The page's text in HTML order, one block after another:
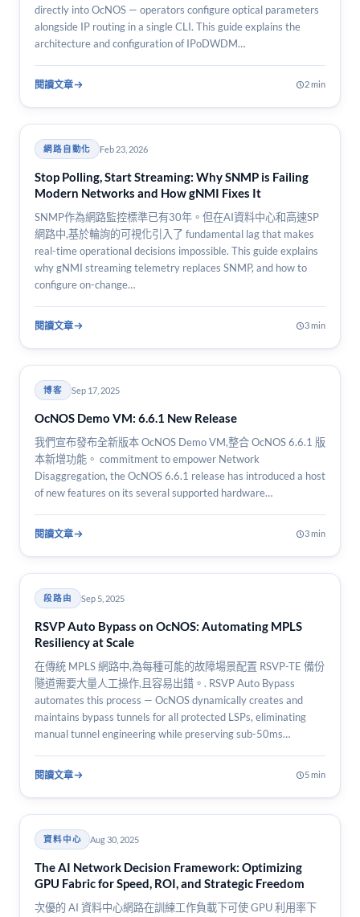
directly into OcNOS — operators configure optical parameters
alongside IP routing in a single CLI. This guide explains the
architecture and configuration of IPoDWDM…
閱讀文章 2 min
網路自動化 Feb 23, 2026
Stop Polling, Start Streaming: Why SNMP is Failing
Modern Networks and How gNMI Fixes It
SNMP作為網路監控標準已有30年。但在AI資料中心和高速SP
網路中,基於輪詢的可視化引入了 fundamental lag that makes
real-time operational decisions impossible. This guide explains
why gNMI streaming telemetry replaces SNMP, and how to
configure on-change…
閱讀文章 3 min
博客 Sep 17, 2025
OcNOS Demo VM: 6.6.1 New Release
我們宣布發布全新版本 OcNOS Demo VM,整合 OcNOS 6.6.1 版
本新增功能。 commitment to empower Network
Disaggregation, the OcNOS 6.6.1 release has introduced a host
of new features on its several supported hardware…
閱讀文章 3 min
段路由 Sep 5, 2025
RSVP Auto Bypass on OcNOS: Automating MPLS
Resiliency at Scale
在傳統 MPLS 網路中,為每種可能的故障場景配置 RSVP-TE 備份
隧道需要大量人工操作,且容易出錯。. RSVP Auto Bypass
automates this process — OcNOS dynamically creates and
maintains bypass tunnels for all protected LSPs, eliminating
manual tunnel engineering while preserving sub-50ms…
閱讀文章 5 min
資料中心 Aug 30, 2025
The AI Network Decision Framework: Optimizing
GPU Fabric for Speed, ROI, and Strategic Freedom
次優的 AI 資料中心網路在訓練工作負載下可使 GPU 利用率下